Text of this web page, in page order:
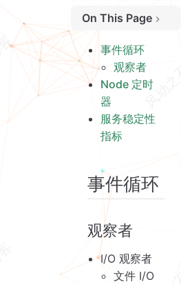
On This Page
事件循环
观察者
Node 定时器
服务稳定性指标
事件循环
观察者
Node 定时
器
服务稳定性
指标
事件循环
观察者
I/O 观察者
文件 I/O